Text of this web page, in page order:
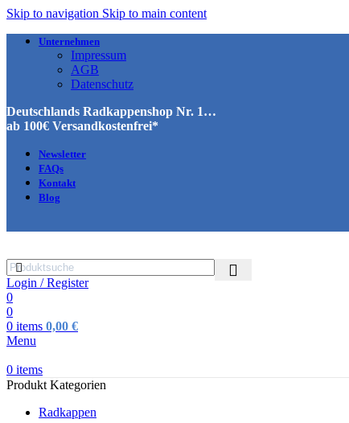
Skip to navigation Skip to main content
Unternehmen
Impressum
AGB
Datenschutz
Deutschlands Radkappenshop Nr. 1…
ab 100€ Versandkostenfrei*
Newsletter
FAQs
Kontakt
Blog
Login / Register
0
0
0 items 0,00 €
Menu
0 items
Produkt Kategorien
Radkappen